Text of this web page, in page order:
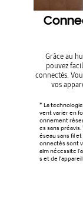
Grâce au
pouvez
connectés.
vos
* La
vent varier en
onnement
es sans
éseau sans fil
onnectés sont
alm nécessite
s et de